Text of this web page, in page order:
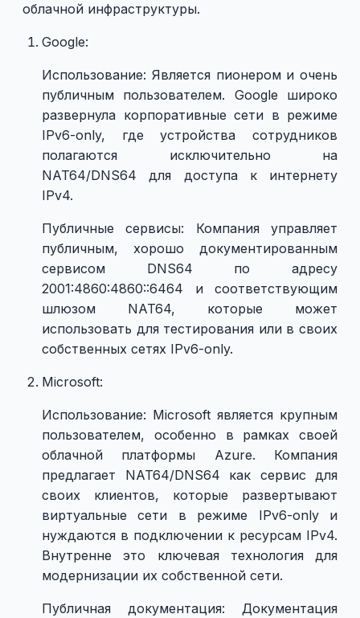
облачной инфраструктуры.
Google:
Использование: Является пионером и очень
публичным пользователем. Google широко
развернула корпоративные сети в режиме
IPv6-only, где устройства сотрудников
полагаются исключительно на
NAT64/DNS64 для доступа к интернету
IPv4.
Публичные сервисы: Компания управляет
публичным, хорошо документированным
сервисом DNS64 по адресу
2001:4860:4860::6464 и соответствующим
шлюзом NAT64, которые может
использовать для тестирования или в своих
собственных сетях IPv6-only.
Microsoft:
Использование: Microsoft является крупным
пользователем, особенно в рамках своей
облачной платформы Azure. Компания
предлагает NAT64/DNS64 как сервис для
своих клиентов, которые развертывают
виртуальные сети в режиме IPv6-only и
нуждаются в подключении к ресурсам IPv4.
Внутренне это ключевая технология для
модернизации их собственной сети.
Публичная документация: Документация